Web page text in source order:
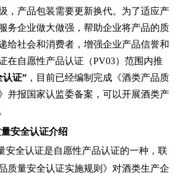
，产品包装需要更新换代。为了适应产
务企业做大做强，帮助企业将产品的质
给社会和消费者，增强企业产品信誉和
在自愿性产品认证（PV03）范围内推
认证” ，目前已经编制完成《酒类产品质
并报国家认监委备案，可以开展酒类产
安全认证介绍
安全认证是自愿性产品认证的一种，联
质量安全认证实施规则》对酒类生产企